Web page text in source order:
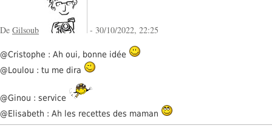
De Gilsoub - 30/10/2022, 22:25
@Cristophe : Ah oui, bonne idée
@Loulou : tu me dira
@Ginou : service
@Elisabeth : Ah les recettes des maman